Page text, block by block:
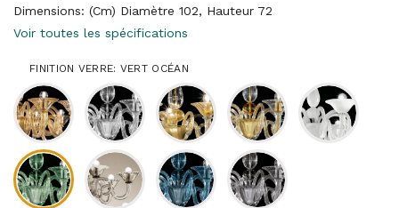
Dimensions: (Cm) Diamètre 102, Hauteur 72
Voir toutes les spécifications
FINITION VERRE: VERT OCÉAN